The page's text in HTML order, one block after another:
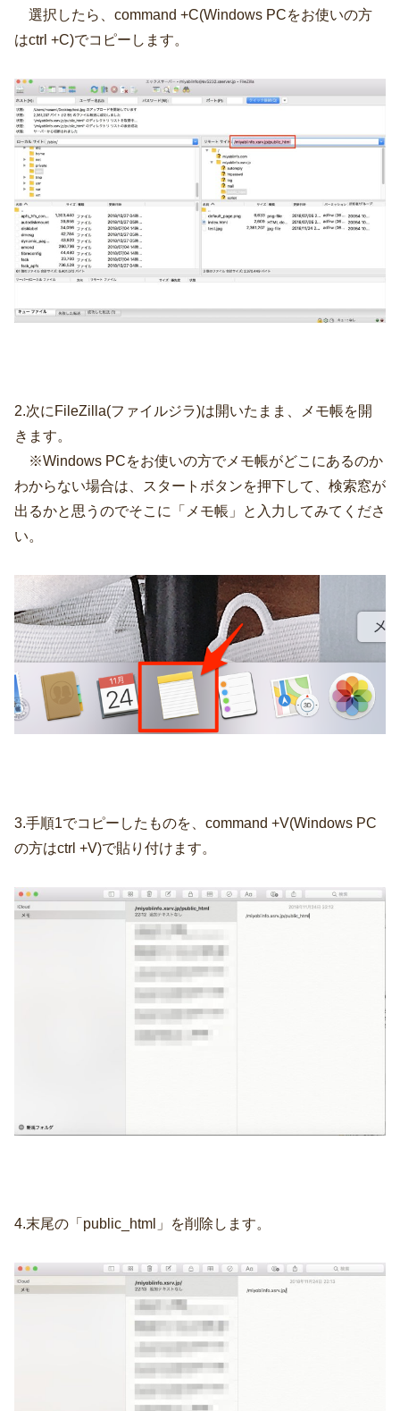
選択したら、command +C(Windows PCをお使いの方
はctrl +C)でコピーします。
2.次にFileZilla(ファイルジラ)は開いたまま、メモ帳を開
きます。
※Windows PCをお使いの方でメモ帳がどこにあるのか
わからない場合は、スタートボタンを押下して、検索窓が
出るかと思うのでそこに「メモ帳」と入力してみてくださ
い。
3.手順1でコピーしたものを、command +V(Windows PC
の方はctrl +V)で貼り付けます。
4.末尾の「public_html」を削除します。